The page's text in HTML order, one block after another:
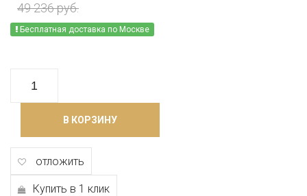
49 236 руб.
Бесплатная доставка по Москве
В КОРЗИНУ
отложить
Купить в 1 клик